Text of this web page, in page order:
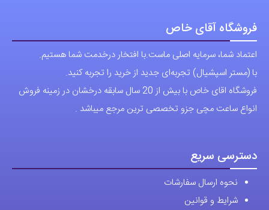
فروشگاه آقای خاص
اعتماد شما، سرمایه اصلی ماست.با افتخار درخدمت شما هستیم.
با (مستر اسپشیال) تجربه‌ای جدید از خرید را تجربه کنید.
فروشگاه اقای خاص با بیش از 20 سال سابقه درخشان در زمینه فروش
انواع ساعت مچی جزو تخصصی ترین مرجع میباشد .
دسترسی سریع
نحوه ارسال سفارشات
شرایط و قوانین